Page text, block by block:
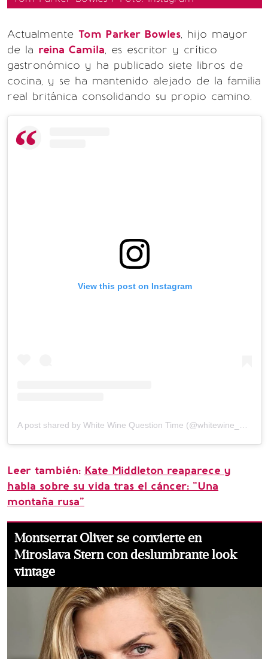
Actualmente Tom Parker Bowles, hijo mayor
de la reina Camila, es escritor y crítico
gastronómico y ha publicado siete libros de
cocina, y se ha mantenido alejado de la familia
real británica consolidando su propio camino.
View this post on Instagram
A post shared by White Wine Question Time (@whitewine_questiontime)
Leer también: Kate Middleton reaparece y
habla sobre su vida tras el cáncer: "Una
montaña rusa"
Montserrat Oliver se convierte en
Miroslava Stern con deslumbrante look
vintage